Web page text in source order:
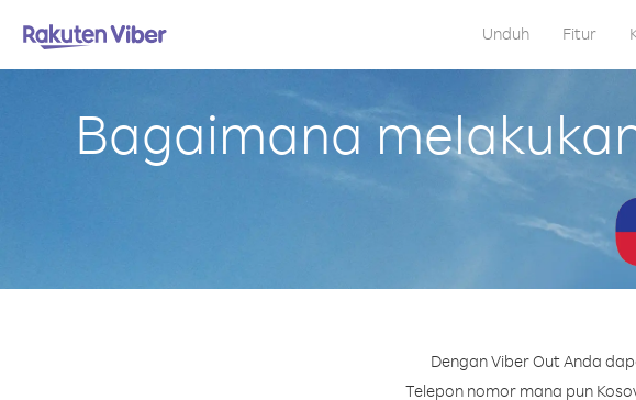
Unduh Fitur
Bagaimana
Dengan Viber Out Anda
Telepon nomor mana pun